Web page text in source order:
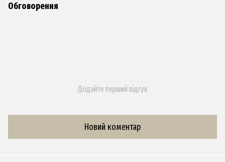
Обговорення
Додайте перший відгук
Новий коментар